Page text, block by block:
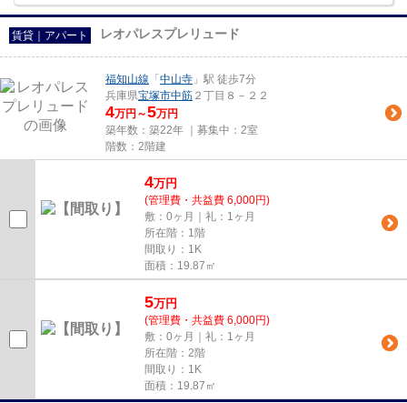
賃貸｜アパート レオパレスプレリュード
福知山線 「 中山寺 」駅 徒歩7分
兵庫県宝塚市中筋 ２丁目８－２２
4万円～5万円
築年数：築22年 ｜募集中： 2室
階数：2階建
4万円
(管理費・共益費 6,000円)
敷：0ヶ月｜礼：1ヶ月
所在階：1階
間取り：1K
面積：19.87㎡
5万円
(管理費・共益費 6,000円)
敷：0ヶ月｜礼：1ヶ月
所在階：2階
間取り：1K
面積：19.87㎡